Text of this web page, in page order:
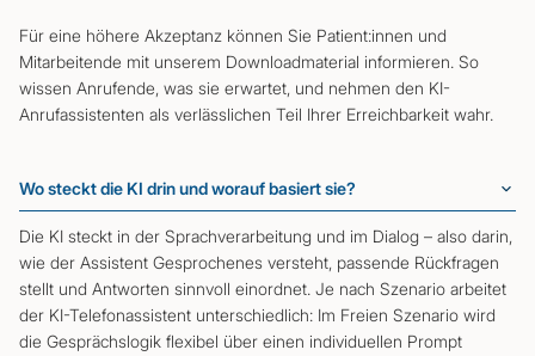
Für eine höhere Akzeptanz können Sie Patient:innen und
Mitarbeitende mit unserem Downloadmaterial informieren. So
wissen Anrufende, was sie erwartet, und nehmen den KI-
Anrufassistenten als verlässlichen Teil Ihrer Erreichbarkeit wahr.
Wo steckt die KI drin und worauf basiert sie?
Die KI steckt in der Sprachverarbeitung und im Dialog – also darin,
wie der Assistent Gesprochenes versteht, passende Rückfragen
stellt und Antworten sinnvoll einordnet. Je nach Szenario arbeitet
der KI-Telefonassistent unterschiedlich: Im Freien Szenario wird
die Gesprächslogik flexibel über einen individuellen Prompt